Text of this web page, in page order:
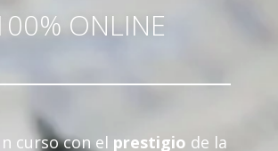
ONLINE
curso con el prestigio de la